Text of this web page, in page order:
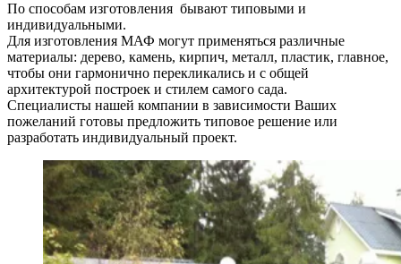
По способам изготовления бывают типовыми и
индивидуальными.
Для изготовления МАФ могут применяться различные
материалы: дерево, камень, кирпич, металл, пластик, главное,
чтобы они гармонично перекликались и с общей
архитектурой построек и стилем самого сада.
Специалисты нашей компании в зависимости Ваших
пожеланий готовы предложить типовое решение или
разработать индивидуальный проект.